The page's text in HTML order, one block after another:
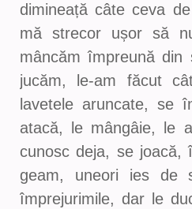
dimineață câte ceva
mă strecor ușor să
mâncăm împreună din
jucăm, le-am făcut
lavetele aruncate, se
atacă, le mângâie, le
cunosc deja, se joacă,
geam, uneori ies de
împrejurimile, dar le